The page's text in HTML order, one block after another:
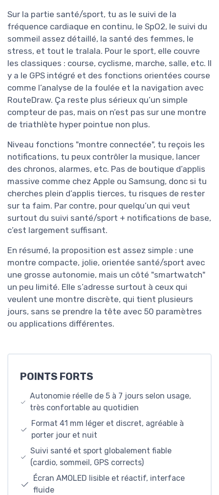
Sur la partie santé/sport, tu as le suivi de la
fréquence cardiaque en continu, le SpO2, le suivi du
sommeil assez détaillé, la santé des femmes, le
stress, et tout le tralala. Pour le sport, elle couvre
les classiques : course, cyclisme, marche, salle, etc. Il
y a le GPS intégré et des fonctions orientées course
comme l’analyse de la foulée et la navigation avec
RouteDraw. Ça reste plus sérieux qu’un simple
compteur de pas, mais on n’est pas sur une montre
de triathlète hyper pointue non plus.
Niveau fonctions "montre connectée", tu reçois les
notifications, tu peux contrôler la musique, lancer
des chronos, alarmes, etc. Pas de boutique d’applis
massive comme chez Apple ou Samsung, donc si tu
cherches plein d’applis tierces, tu risques de rester
sur ta faim. Par contre, pour quelqu’un qui veut
surtout du suivi santé/sport + notifications de base,
c’est largement suffisant.
En résumé, la proposition est assez simple : une
montre compacte, jolie, orientée santé/sport avec
une grosse autonomie, mais un côté "smartwatch"
un peu limité. Elle s’adresse surtout à ceux qui
veulent une montre discrète, qui tient plusieurs
jours, sans se prendre la tête avec 50 paramètres
ou applications différentes.
POINTS FORTS
Autonomie réelle de 5 à 7 jours selon usage,
très confortable au quotidien
Format 41 mm léger et discret, agréable à
porter jour et nuit
Suivi santé et sport globalement fiable
(cardio, sommeil, GPS corrects)
Écran AMOLED lisible et réactif, interface
fluide